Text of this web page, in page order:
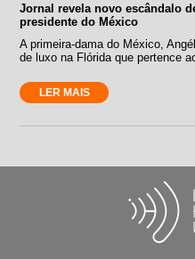
Jornal revela novo escândalo
presidente do México
A primeira-dama do México,
de luxo na Flórida que pertence
LER MAIS